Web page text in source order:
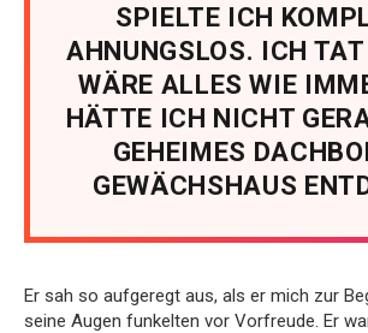
SPIELTE ICH
AHNUNGSLOS. ICH
WÄRE ALLES WIE
HÄTTE ICH NICHT
GEHEIMES
GEWÄCHSHAUS
Er sah so aufgeregt aus, als er mich zur
seine Augen funkelten vor Vorfreude. Er